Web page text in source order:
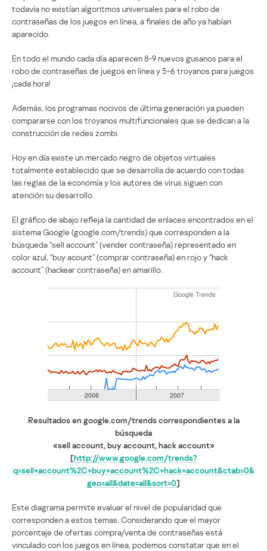
todavía no existían algoritmos universales para el robo de
contraseñas de los juegos en línea, a finales de año ya habían
aparecido.
En todo el mundo cada día aparecen 8-9 nuevos gusanos para el
robo de contraseñas de juegos en línea y 5-6 troyanos para juegos
¡cada hora!
Además, los programas nocivos de última generación ya pueden
compararse con los troyanos multifuncionales que se dedican a la
construcción de redes zombi.
Hoy en día existe un mercado negro de objetos virtuales
totalmente establecido que se desarrolla de acuerdo con todas
las reglas de la economía y los autores de virus siguen con
atención su desarrollo.
El gráfico de abajo refleja la cantidad de enlaces encontrados en el
sistema Google (google.com/trends) que corresponden a la
búsqueda “sell account” (vender contraseña) representado en
color azul, “buy acount” (comprar contraseña) en rojo y “hack
account” (hackear contraseña) en amarillo.
Resultados en google.com/trends correspondientes a la
búsqueda
«sell account, buy account, hack account»
[http://www.google.com/trends?
q=sell+account%2C+buy+account%2C+hack+account&ctab=0&
geo=all&date=all&sort=0]
Este diagrama permite evaluar el nivel de popularidad que
corresponden a estos temas. Considerando que el mayor
porcentaje de ofertas compra/venta de contraseñas está
vinculado con los juegos en línea, podemos constatar que en el